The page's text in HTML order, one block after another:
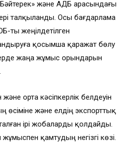
және АДБ арасындағы
талқыланды. Осы бағдарлама
ты жеңілдетілген
қосымша қаражат бөлу
жаңа жұмыс орындарын
орта кәсіпкерлік белдеуін
және елдің экспорттық
ірі жобаларды қолдайды.
қамтудың негізгі көзі.